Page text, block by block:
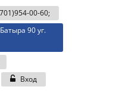
00-60;
90 уг.
Вход